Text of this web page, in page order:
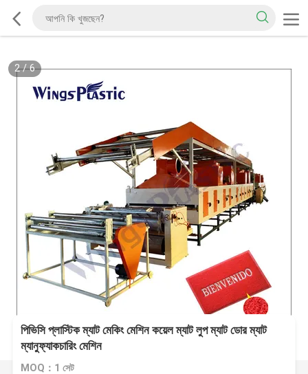
2/6
পিভিসি প্লাস্টিক ম্যাট মেকিং মেশিন কয়েল ম্যাট লুপ ম্যাট ডোর ম্যাট
ম্যানুফ্যাকচারিং মেশিন
MOQ：1 সেট